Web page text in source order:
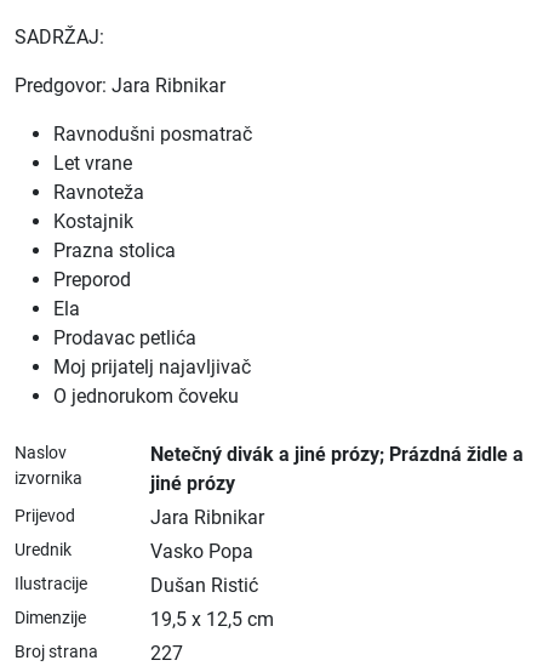
SADRŽAJ:
Predgovor: Jara Ribnikar
Ravnodušni posmatrač
Let vrane
Ravnoteža
Kostajnik
Prazna stolica
Preporod
Ela
Prodavac petlića
Moj prijatelj najavljivač
O jednorukom čoveku
Naslov
izvornika
Netečný divák a jiné prózy; Prázdná židle a
jiné prózy
Prijevod Jara Ribnikar
Urednik Vasko Popa
Ilustracije Dušan Ristić
Dimenzije 19,5 x 12,5 cm
Broj strana 227